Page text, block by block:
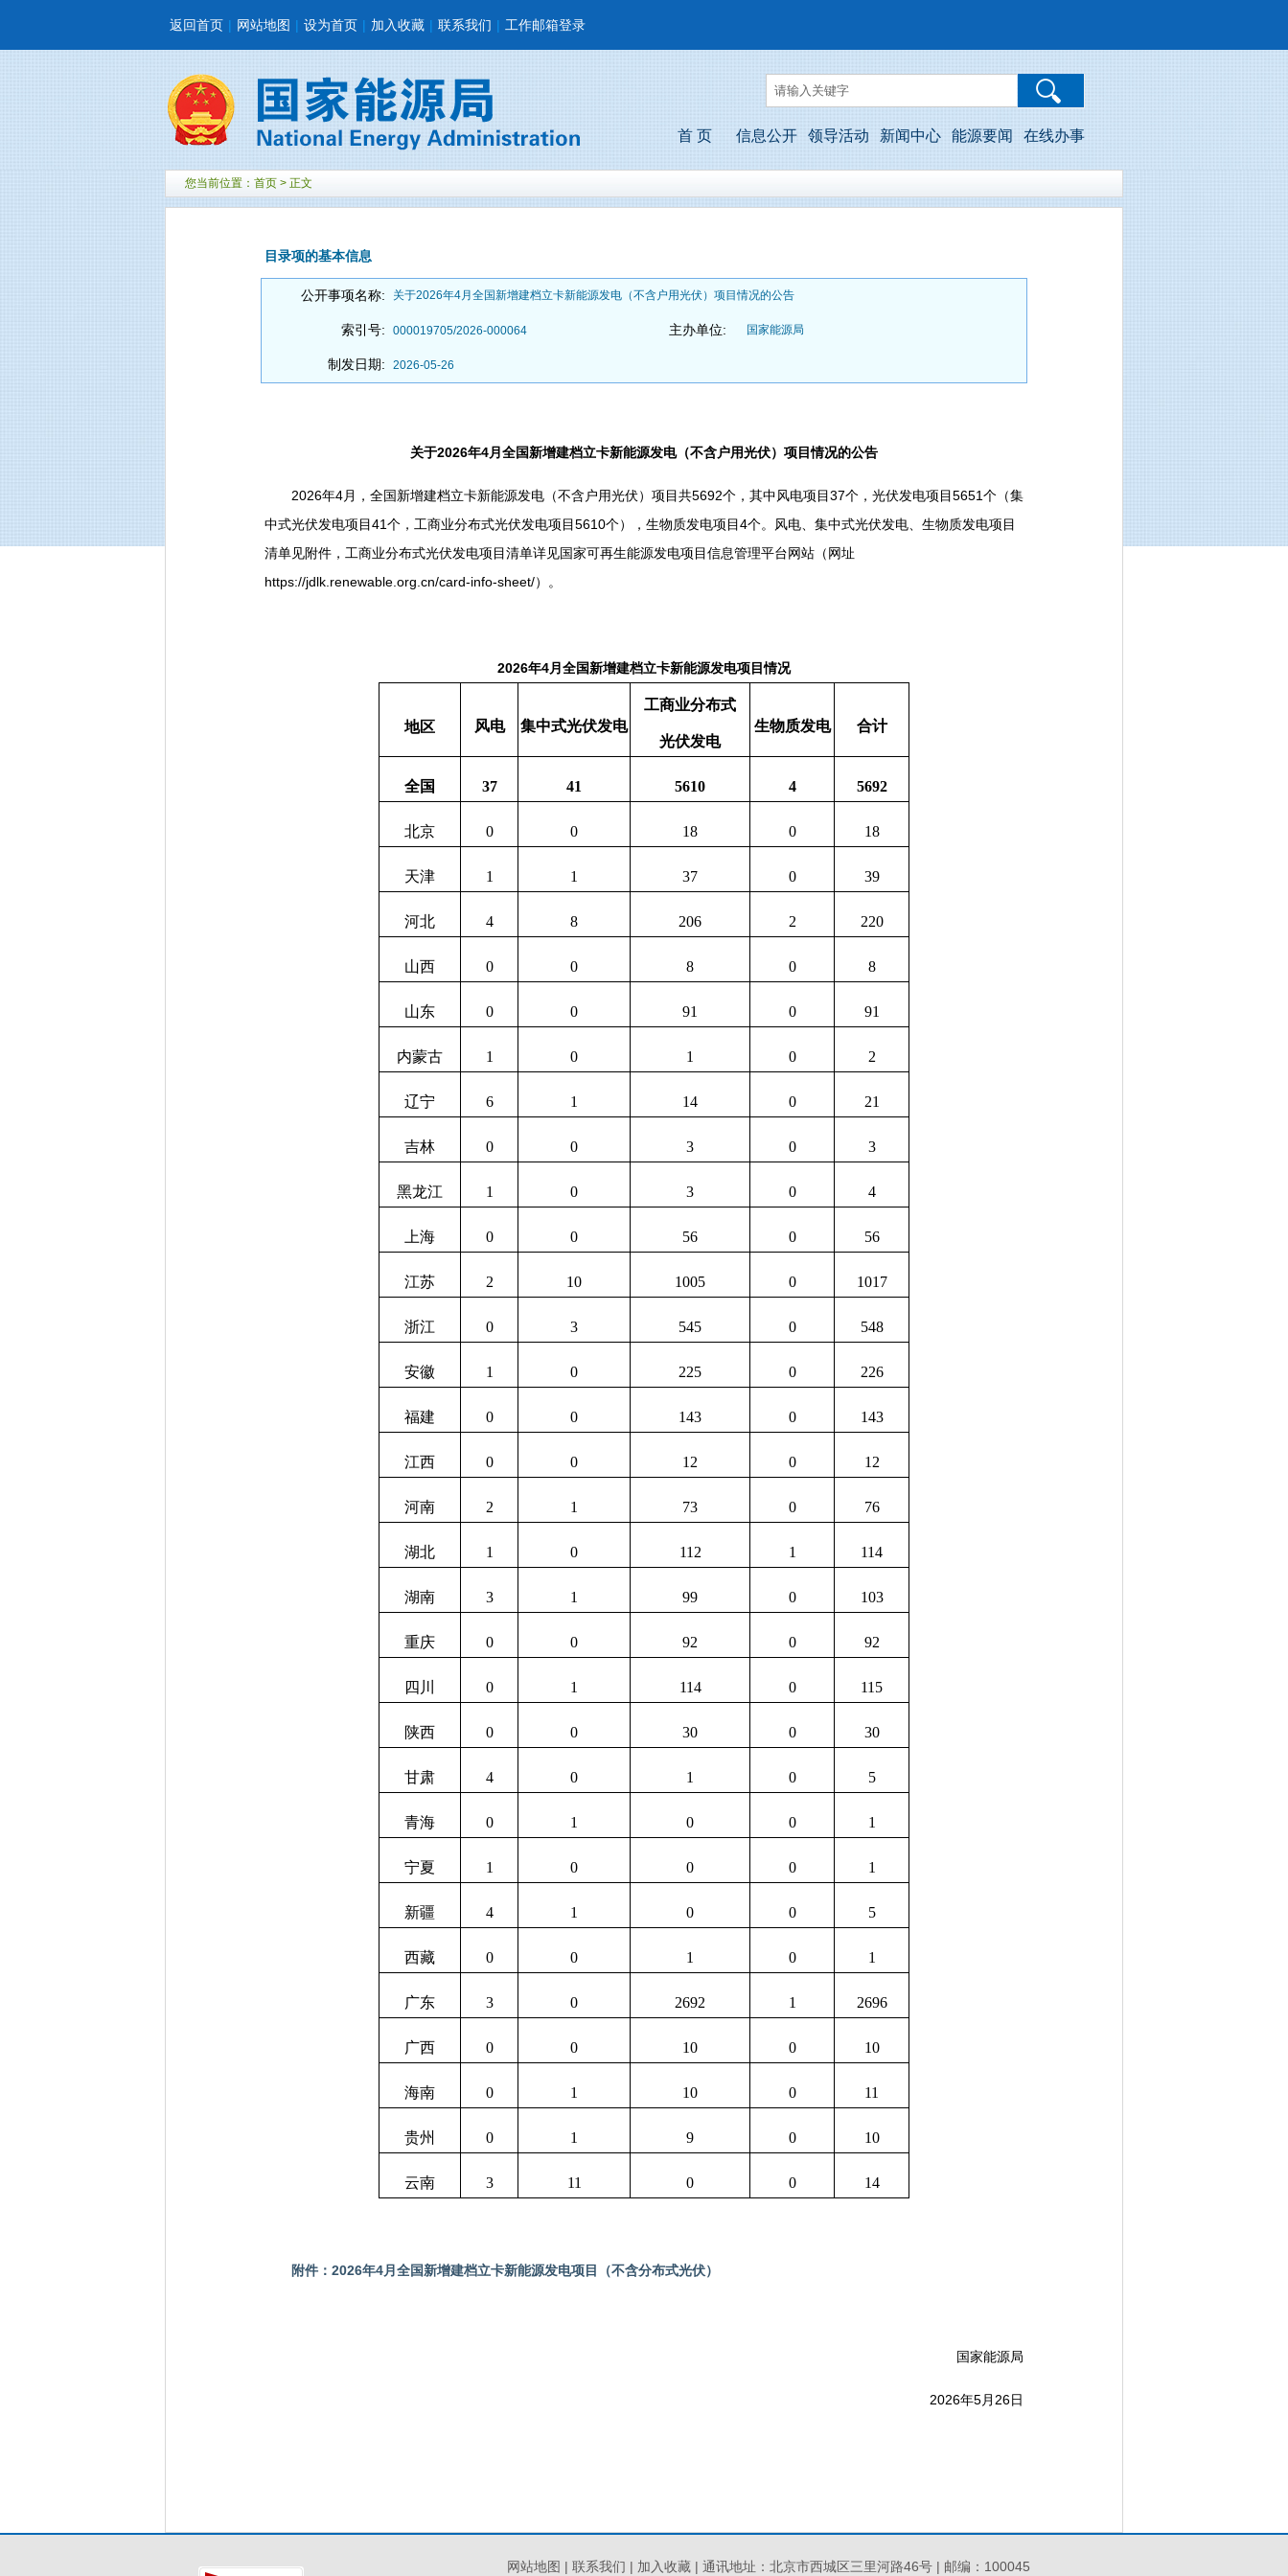
返回首页 | 网站地图 | 设为首页 | 加入收藏 | 联系我们 | 工作邮箱登录
首 页 信息公开 领导活动 新闻中心 能源要闻 在线办事
您当前位置： 首页 > 正文
目录项的基本信息
公开事项名称: 关于2026年4月全国新增建档立卡新能源发电（不含户用光伏）项目情况的公告
索引号: 000019705/2026-000064 主办单位: 国家能源局
制发日期: 2026-05-26
关于2026年4月全国新增建档立卡新能源发电（不含户用光伏）项目情况的公告
2026年4月，全国新增建档立卡新能源发电（不含户用光伏）项目共5692个，其中风电项目37个，光伏发电项目5651个（集
中式光伏发电项目41个，工商业分布式光伏发电项目5610个），生物质发电项目4个。风电、集中式光伏发电、生物质发电项目
清单见附件，工商业分布式光伏发电项目清单详见国家可再生能源发电项目信息管理平台网站（网址
https://jdlk.renewable.org.cn/card-info-sheet/）。
2026年4月全国新增建档立卡新能源发电项目情况
地区 风电 集中式光伏发电
工商业分布式
光伏发电
生物质发电 合计
全国 37 41 5610 4 5692
北京 0 0 18 0 18
天津 1 1 37 0 39
河北 4 8 206 2 220
山西 0 0 8 0 8
山东 0 0 91 0 91
内蒙古 1 0 1 0 2
辽宁 6 1 14 0 21
吉林 0 0 3 0 3
黑龙江 1 0 3 0 4
上海 0 0 56 0 56
江苏 2 10 1005 0 1017
浙江 0 3 545 0 548
安徽 1 0 225 0 226
福建 0 0 143 0 143
江西 0 0 12 0 12
河南 2 1 73 0 76
湖北 1 0 112 1 114
湖南 3 1 99 0 103
重庆 0 0 92 0 92
四川 0 1 114 0 115
陕西 0 0 30 0 30
甘肃 4 0 1 0 5
青海 0 1 0 0 1
宁夏 1 0 0 0 1
新疆 4 1 0 0 5
西藏 0 0 1 0 1
广东 3 0 2692 1 2696
广西 0 0 10 0 10
海南 0 1 10 0 11
贵州 0 1 9 0 10
云南 3 11 0 0 14
附件：2026年4月全国新增建档立卡新能源发电项目（不含分布式光伏）
国家能源局
2026年5月26日